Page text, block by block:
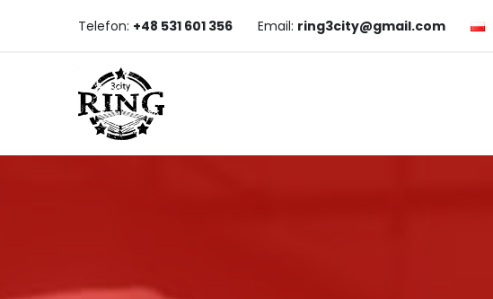
Telefon: +48 531 601 356 Email: ring3city@gmail.com